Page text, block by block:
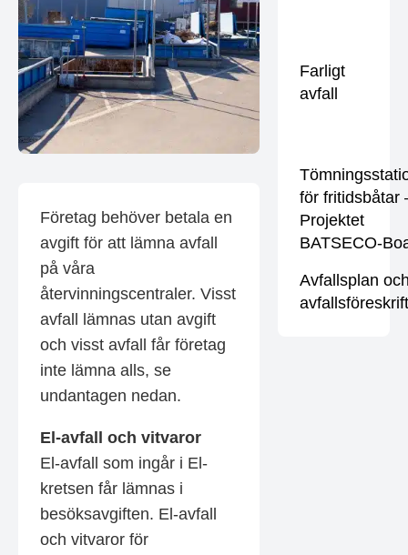
Företag behöver betala en
avgift för att lämna avfall
på våra
återvinningscentraler. Visst
avfall lämnas utan avgift
och visst avfall får företag
inte lämna alls, se
undantagen nedan.
El-avfall och vitvaror
El-avfall som ingår i El-
kretsen får lämnas i
besöksavgiften. El-avfall
och vitvaror för
Farligt
avfall
för fritidsbåtar
Projektet
BATSECO-
Avfallsplan